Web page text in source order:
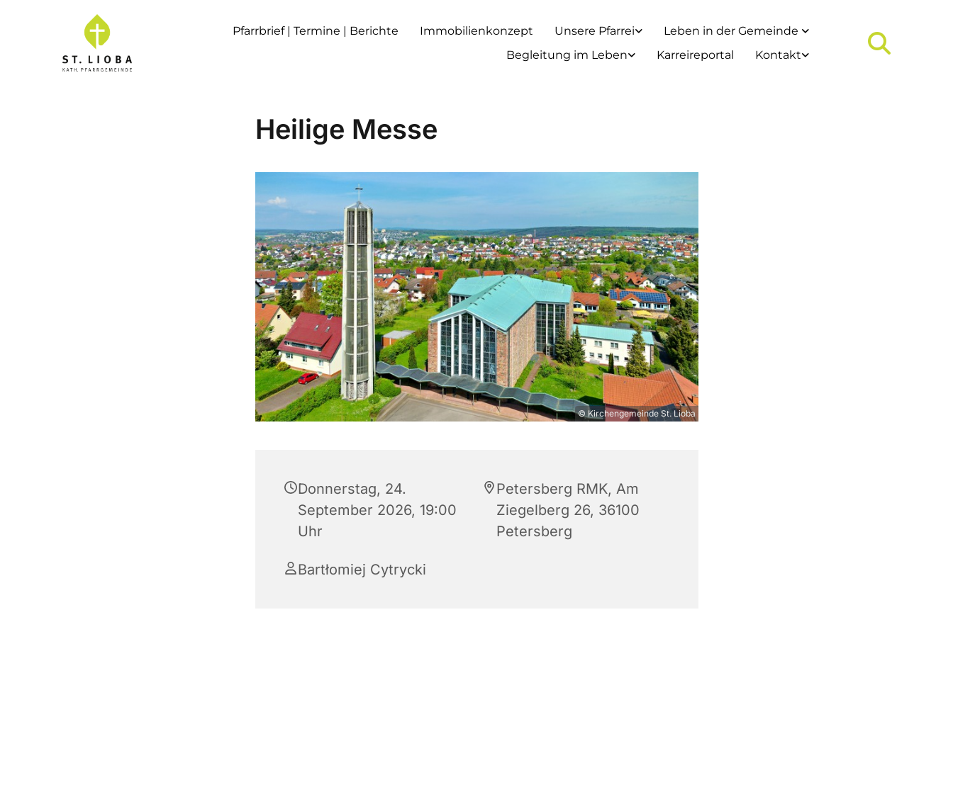
Pfarrbrief | Termine | Berichte Immobilienkonzept Unsere Pfarrei
Leben in der Gemeinde
Begleitung im Leben
Karreireportal Kontakt
Heilige Messe
© Kirchengemeinde St. Lioba
Donnerstag, 24.
September 2026, 19:00
Uhr
Petersberg RMK, Am
Ziegelberg 26, 36100
Petersberg
Bartłomiej Cytrycki